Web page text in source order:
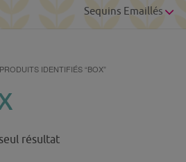
Sequins Emaillés
IDENTIFIÉS “BOX”
résultat